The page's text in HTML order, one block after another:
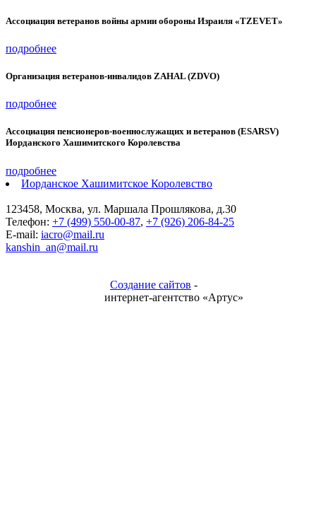
Ассоциация ветеранов войны армии обороны Израиля «TZEVET»
подробнее
Организация ветеранов-инвалидов ZAHAL (ZDVO)
подробнее
Ассоциация пенсионеров-военнослужащих и ветеранов (ESARSV)
Иорданского Хашимитского Королевства
подробнее
Иорданское Хашимитское Королевство
123458, Москва, ул. Маршала Прошлякова, д.30
Телефон: +7 (499) 550-00-87, +7 (926) 206-84-25
E-mail: iacro@mail.ru
kanshin_an@mail.ru
Создание сайтов -
интернет-агентство «Артус»